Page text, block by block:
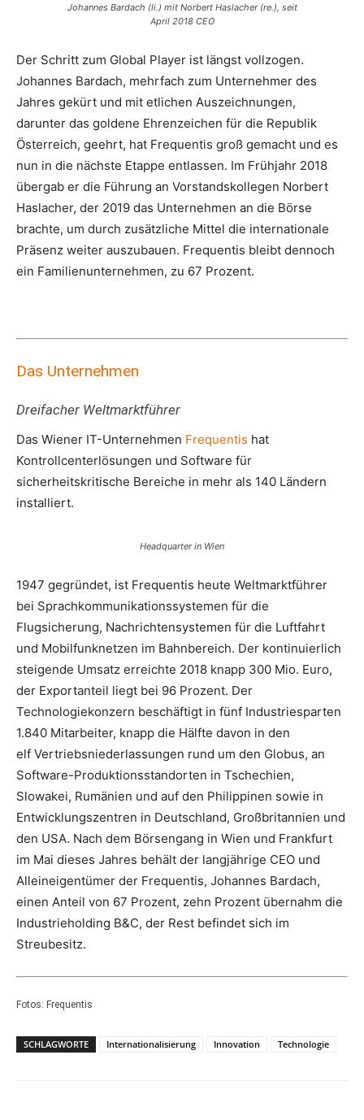
Johannes Bardach (li.) mit Norbert Haslacher (re.), seit
April 2018 CEO
Der Schritt zum Global Player ist längst vollzogen.
Johannes Bardach, mehrfach zum Unternehmer des
Jahres gekürt und mit etlichen Auszeichnungen,
darunter das goldene Ehrenzeichen für die Republik
Österreich, geehrt, hat Frequentis groß gemacht und es
nun in die nächste Etappe entlassen. Im Frühjahr 2018
übergab er die Führung an Vorstandskollegen Norbert
Haslacher, der 2019 das Unternehmen an die Börse
brachte, um durch zusätzliche Mittel die internationale
Präsenz weiter auszubauen. Frequentis bleibt dennoch
ein Familienunternehmen, zu 67 Prozent.
Das Unternehmen
Dreifacher Weltmarktführer
Das Wiener IT-Unternehmen Frequentis hat
Kontrollcenterlösungen und Software für
sicherheitskritische Bereiche in mehr als 140 Ländern
installiert.
Headquarter in Wien
1947 gegründet, ist Frequentis heute Weltmarktführer
bei Sprachkommunikationssystemen für die
Flugsicherung, Nachrichtensystemen für die Luftfahrt
und Mobilfunknetzen im Bahnbereich. Der kontinuierlich
steigende Umsatz erreichte 2018 knapp 300 Mio. Euro,
der Exportanteil liegt bei 96 Prozent. Der
Technologiekonzern beschäftigt in fünf Industriesparten
1.840 Mitarbeiter, knapp die Hälfte davon in den
elf Vertriebsniederlassungen rund um den Globus, an
Software-Produktionsstandorten in Tschechien,
Slowakei, Rumänien und auf den Philippinen sowie in
Entwicklungszentren in Deutschland, Großbritannien und
den USA. Nach dem Börsengang in Wien und Frankfurt
im Mai dieses Jahres behält der langjährige CEO und
Alleineigentümer der Frequentis, Johannes Bardach,
einen Anteil von 67 Prozent, zehn Prozent übernahm die
Industrieholding B&C, der Rest befindet sich im
Streubesitz.
Fotos: Frequentis
SCHLAGWORTE Internationalisierung Innovation Technologie